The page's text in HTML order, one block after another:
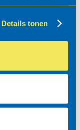
Details tonen
st 1.00 V